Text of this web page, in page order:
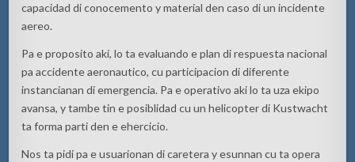
capacidad di conocemento y material den caso di un incidente
aereo.
Pa e proposito aki, lo ta evaluando e plan di respuesta nacional
pa accidente aeronautico, cu participacion di diferente
instancianan di emergencia. Pa e operativo aki lo ta uza ekipo
avansa, y tambe tin e posiblidad cu un helicopter di Kustwacht
ta forma parti den e ehercicio.
Nos ta pidi pa e usuarionan di caretera y esunnan cu ta opera